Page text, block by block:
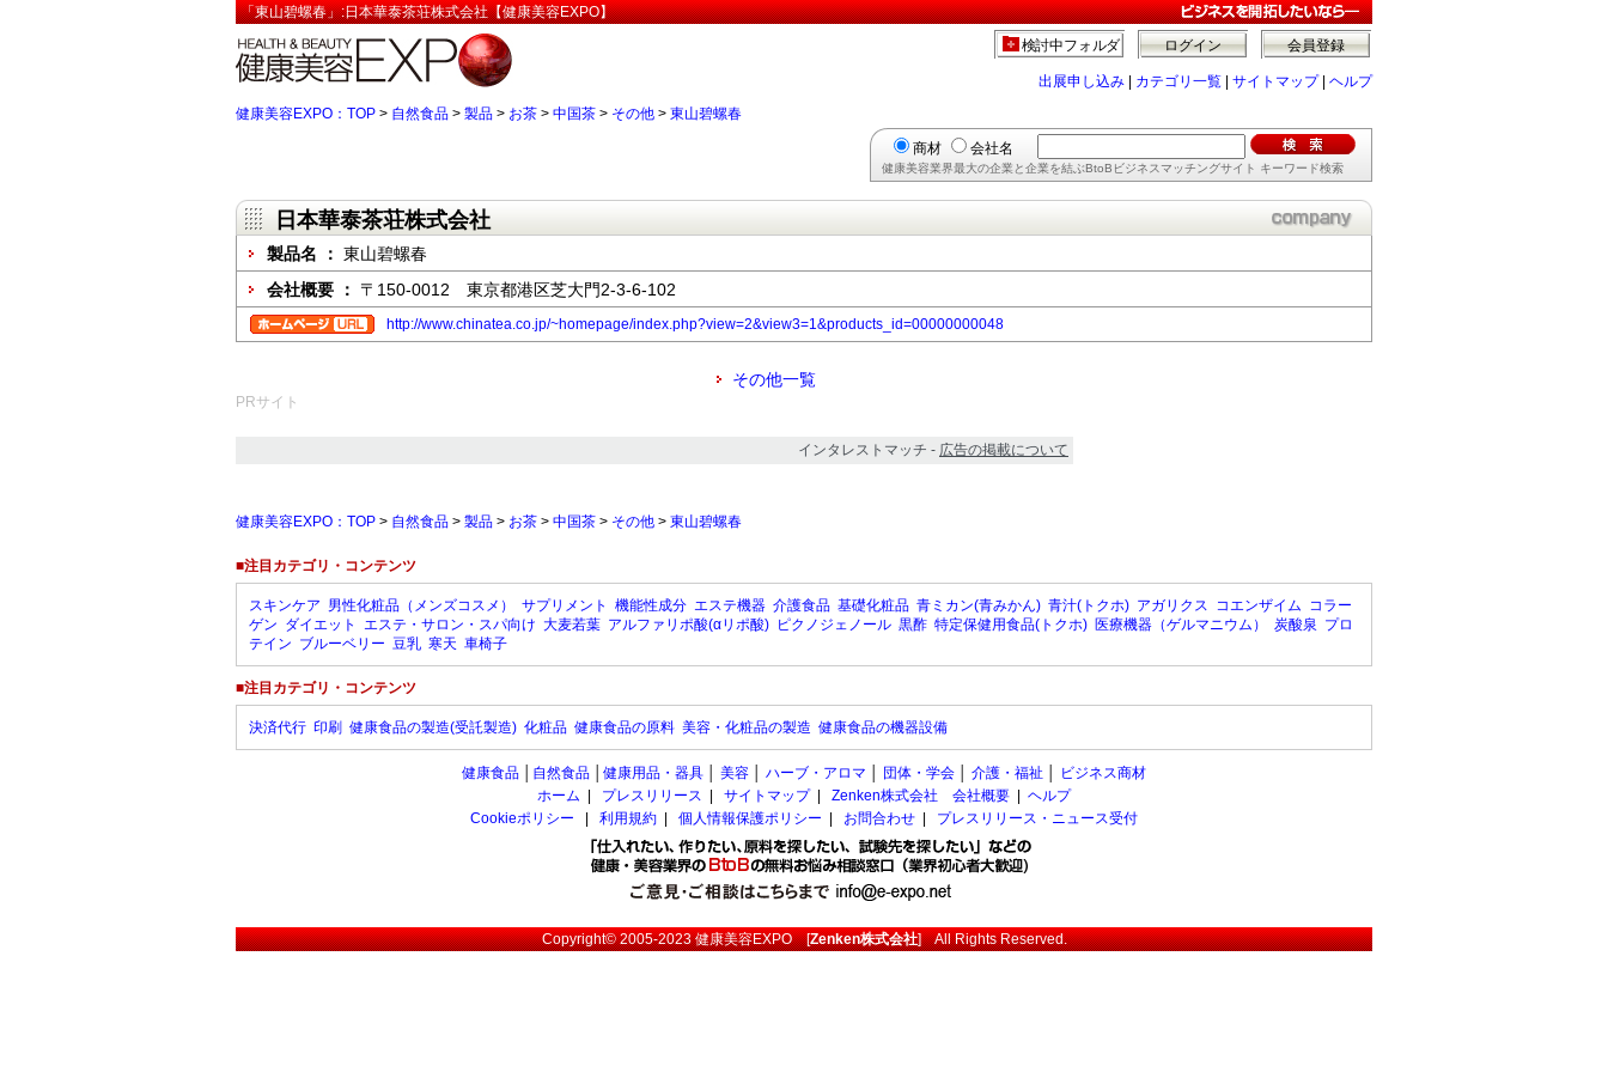
「東山碧螺春」:日本華泰茶荘株式会社【健康美容EXPO】
会員登録
ログイン
検討中フォルダ
出展申し込み カテゴリ一覧 サイトマップ| ヘルプ
健康美容EXPO：TOP > 自然食品 > 製品 > お茶 > 中国茶 > その他 > 東山碧螺春
商材 会社名
健康美容業界最大の企業と企業を結ぶBtoBビジネスマッチングサイト キーワード検索
日本華泰茶荘株式会社
製品名 ： 東山碧螺春
会社概要 ： 〒150-0012 東京都港区芝大門2-3-6-102
http://www.chinatea.co.jp/~homepage/index.php?view=2&view3=1&products_id=00000000048
その他一覧
PRサイト
インタレストマッチ - 広告の掲載について
健康美容EXPO：TOP > 自然食品 > 製品 > お茶 > 中国茶 > その他 > 東山碧螺春
■注目カテゴリ・コンテンツ
スキンケア 男性化粧品（メンズコスメ） サプリメント 機能性成分 エステ機器 介護食品 基礎化粧品 青ミカン(青みかん) 青汁(トクホ) アガリクス コエンザイム コラー
ゲン ダイエット エステ・サロン・スパ向け 大麦若葉 アルファリポ酸(αリポ酸) ピクノジェノール 黒酢 特定保健用食品(トクホ) 医療機器（ゲルマニウム） 炭酸泉 プロ
テイン ブルーベリー 豆乳 寒天 車椅子
■注目カテゴリ・コンテンツ
決済代行 印刷 健康食品の製造(受託製造) 化粧品 健康食品の原料 美容・化粧品の製造 健康食品の機器設備
健康食品 自然食品 健康用品・器具 美容 ハーブ・アロマ 団体・学会 介護・福祉
ビジネス商材
ホーム
プレスリリース サイトマップ| Zenken株式会社 会社概要
ヘルプ
Cookieポリシー
利用規約 個人情報保護ポリシー お問合わせ プレスリリース・ニュース受付
Copyright© 2005-2023健康美容EXPO[Zenken株式会社] All Rights Reserved.